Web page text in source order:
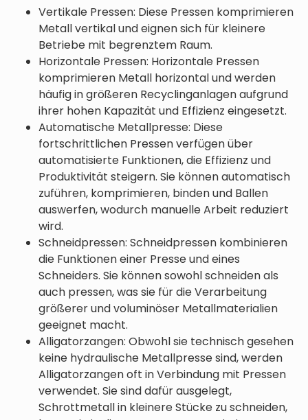
Vertikale Pressen: Diese Pressen komprimieren
Metall vertikal und eignen sich für kleinere
Betriebe mit begrenztem Raum.
Horizontale Pressen: Horizontale Pressen
komprimieren Metall horizontal und werden
häufig in größeren Recyclinganlagen aufgrund
ihrer hohen Kapazität und Effizienz eingesetzt.
Automatische Metallpresse: Diese
fortschrittlichen Pressen verfügen über
automatisierte Funktionen, die Effizienz und
Produktivität steigern. Sie können automatisch
zuführen, komprimieren, binden und Ballen
auswerfen, wodurch manuelle Arbeit reduziert
wird.
Schneidpressen: Schneidpressen kombinieren
die Funktionen einer Presse und eines
Schneiders. Sie können sowohl schneiden als
auch pressen, was sie für die Verarbeitung
größerer und voluminöser Metallmaterialien
geeignet macht.
Alligatorzangen: Obwohl sie technisch gesehen
keine hydraulische Metallpresse sind, werden
Alligatorzangen oft in Verbindung mit Pressen
verwendet. Sie sind dafür ausgelegt,
Schrottmetall in kleinere Stücke zu schneiden,